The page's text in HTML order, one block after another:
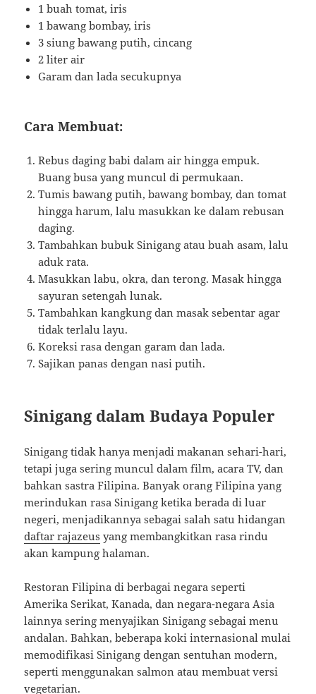
1 buah tomat, iris
1 bawang bombay, iris
3 siung bawang putih, cincang
2 liter air
Garam dan lada secukupnya
Cara Membuat:
Rebus daging babi dalam air hingga empuk.
Buang busa yang muncul di permukaan.
Tumis bawang putih, bawang bombay, dan tomat
hingga harum, lalu masukkan ke dalam rebusan
daging.
Tambahkan bubuk Sinigang atau buah asam, lalu
aduk rata.
Masukkan labu, okra, dan terong. Masak hingga
sayuran setengah lunak.
Tambahkan kangkung dan masak sebentar agar
tidak terlalu layu.
Koreksi rasa dengan garam dan lada.
Sajikan panas dengan nasi putih.
Sinigang dalam Budaya Populer
Sinigang tidak hanya menjadi makanan sehari-hari,
tetapi juga sering muncul dalam film, acara TV, dan
bahkan sastra Filipina. Banyak orang Filipina yang
merindukan rasa Sinigang ketika berada di luar
negeri, menjadikannya sebagai salah satu hidangan
daftar rajazeus yang membangkitkan rasa rindu
akan kampung halaman.
Restoran Filipina di berbagai negara seperti
Amerika Serikat, Kanada, dan negara-negara Asia
lainnya sering menyajikan Sinigang sebagai menu
andalan. Bahkan, beberapa koki internasional mulai
memodifikasi Sinigang dengan sentuhan modern,
seperti menggunakan salmon atau membuat versi
vegetarian.